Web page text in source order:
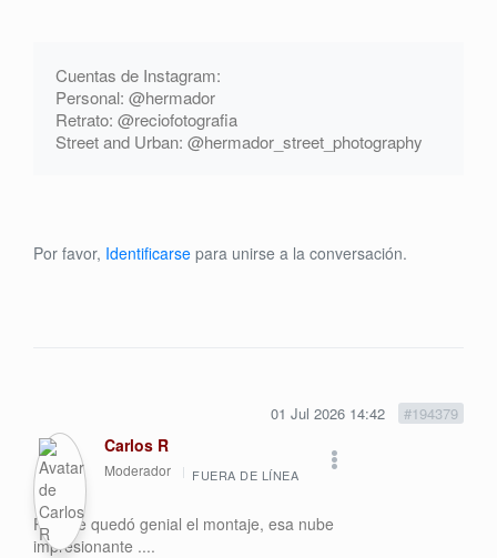
Cuentas de Instagram:
Personal: @hermador
Retrato: @reciofotografia
Street and Urban: @hermador_street_photography
Por favor, Identificarse para unirse a la conversación.
01 Jul 2026 14:42 #194379
Carlos R
Moderador FUERA DE LÍNEA
Pues te quedó genial el montaje, esa nube
impresionante ....